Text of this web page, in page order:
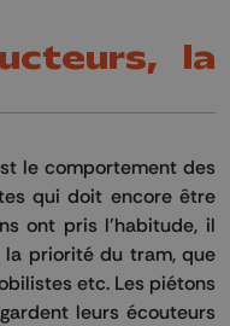
la
le comportement des
qui doit encore être
ont pris l'habitude, il
priorité du tram, que
etc. Les piétons
leurs écouteurs